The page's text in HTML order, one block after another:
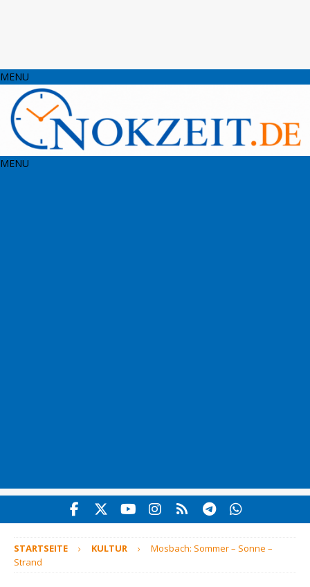
MENU
MENU
STARTSEITE KULTUR
Mosbach: Sommer – Sonne –
Strand